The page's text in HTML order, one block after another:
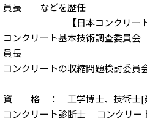
員長 などを歴任
【日本コンクリート工
コンクリート基本技術調査委
員長
コンクリートの収縮問題検討委
資 格 ： 工学博士、技術士[建
コンクリート診断士 コンクリ